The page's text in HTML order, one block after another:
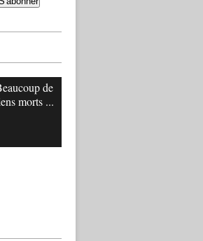
de
morts ...